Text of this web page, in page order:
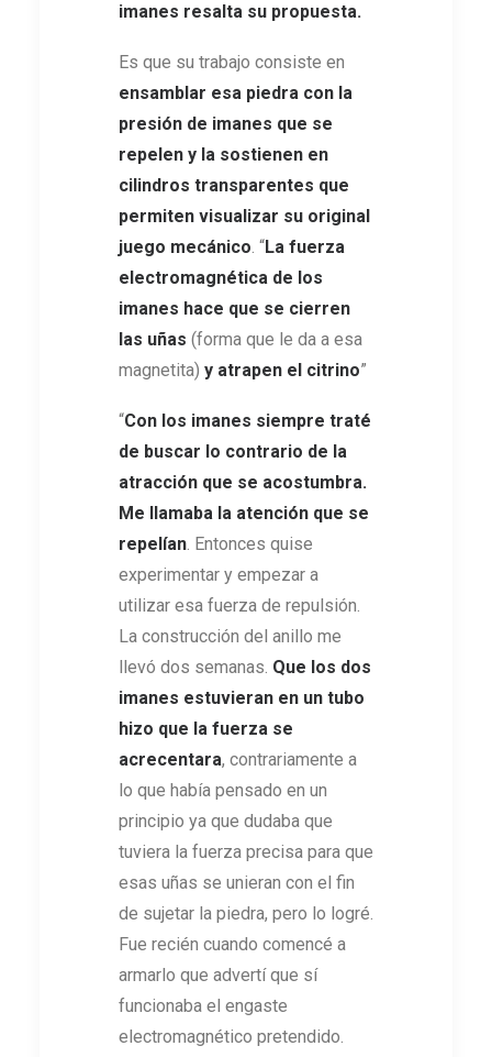
imanes resalta su propuesta.
Es que su trabajo consiste en
ensamblar esa piedra con la
presión de imanes que se
repelen y la sostienen en
cilindros transparentes que
permiten visualizar su original
juego mecánico. “La fuerza
electromagnética de los
imanes hace que se cierren
las uñas (forma que le da a esa
magnetita) y atrapen el citrino”
“Con los imanes siempre traté
de buscar lo contrario de la
atracción que se acostumbra.
Me llamaba la atención que se
repelían. Entonces quise
experimentar y empezar a
utilizar esa fuerza de repulsión.
La construcción del anillo me
llevó dos semanas. Que los dos
imanes estuvieran en un tubo
hizo que la fuerza se
acrecentara, contrariamente a
lo que había pensado en un
principio ya que dudaba que
tuviera la fuerza precisa para que
esas uñas se unieran con el fin
de sujetar la piedra, pero lo logré.
Fue recién cuando comencé a
armarlo que advertí que sí
funcionaba el engaste
electromagnético pretendido.